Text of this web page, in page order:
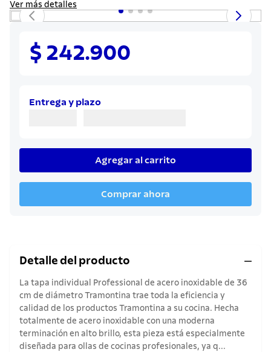
Ver más detalles
$ 242.900
Entrega y plazo
Agregar al carrito
Comprar ahora
Detalle del producto
La tapa individual Professional de acero inoxidable de 36
cm de diámetro Tramontina trae toda la eficiencia y
calidad de los productos Tramontina a su cocina. Hecha
totalmente de acero inoxidable con una moderna
terminación en alto brillo, esta pieza está especialmente
diseñada para ollas de cocinas profesionales, ya q...
acero inoxidable
juego cuchillos
10. olla